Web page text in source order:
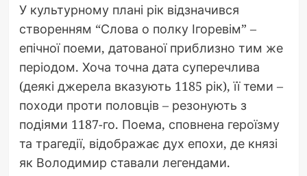
У культурному плані рік відзначився
створенням “Слова о полку Ігоревім” –
епічної поеми, датованої приблизно тим же
періодом. Хоча точна дата суперечлива
(деякі джерела вказують 1185 рік), її теми –
походи проти половців – резонують з
подіями 1187-го. Поема, сповнена героїзму
та трагедії, відображає дух епохи, де князі
як Володимир ставали легендами.